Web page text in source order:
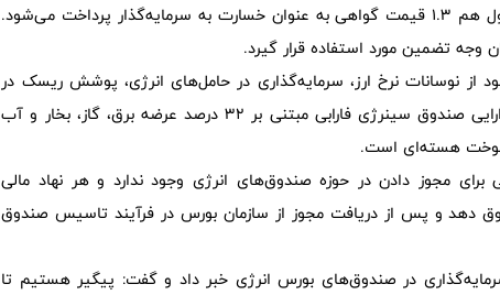
کف قیمتی خریداری می‌کند. در شرایط نکول هم 1.3 قیمت گواهی به عنوان خسارت به سرمایه‌گذار پرداخت می‌شود.
تضمین مورد استفاده قرار گیرد.
نوسانات نرخ ارز، سرمایه‌گذاری در حامل‌های انرژی، پوشش ریسک در
برابر تورم و نقدشوندگی بالاست. ترکیب دارایی صندوق سینرژی فارابی مبتنی بر 32 درصد عرضه برق، گاز، بخار و آب
مجوز دادن در حوزه صندوق‌های انرژی وجود ندارد و هر نهاد مالی
دهد و پس از دریافت مجوز از سازمان بورس در فرآیند تاسیس صندوق
در صندوق‌های بورس انرژی خبر داد و گفت: پیگیر هستیم تا